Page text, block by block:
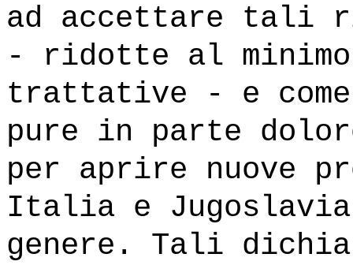
ad accettare tali
- ridotte al
trattative - e
pure in parte
per aprire nuove
Italia e
genere. Tali